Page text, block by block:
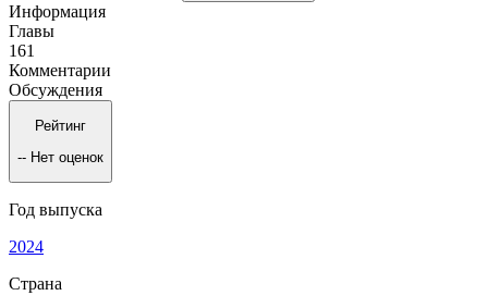
Информация
Главы
161
Комментарии
Обсуждения
Рейтинг
-- Нет оценок
Год выпуска
2024
Страна